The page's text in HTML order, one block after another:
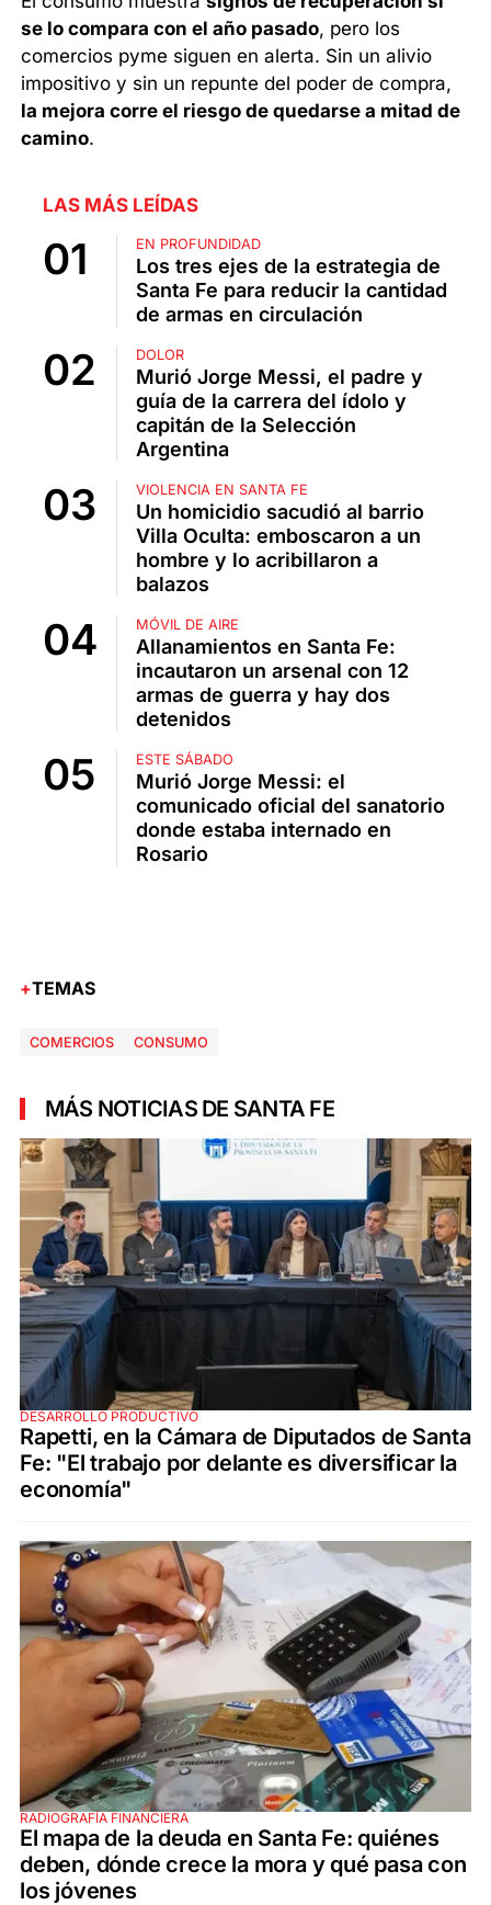
se lo compara con el año pasado, pero los
comercios pyme siguen en alerta. Sin un alivio
impositivo y sin un repunte del poder de compra,
la mejora corre el riesgo de quedarse a mitad de
camino.
LAS MÁS LEÍDAS
EN PROFUNDIDAD
Los tres ejes de la estrategia de
Santa Fe para reducir la cantidad
de armas en circulación
DOLOR
Murió Jorge Messi, el padre y
guía de la carrera del ídolo y
capitán de la Selección
Argentina
VIOLENCIA EN SANTA FE
Un homicidio sacudió al barrio
Villa Oculta: emboscaron a un
hombre y lo acribillaron a
balazos
MÓVIL DE AIRE
Allanamientos en Santa Fe:
incautaron un arsenal con 12
armas de guerra y hay dos
detenidos
ESTE SÁBADO
Murió Jorge Messi: el
comunicado oficial del sanatorio
donde estaba internado en
Rosario
TEMAS
COMERCIOS CONSUMO
MÁS NOTICIAS DE SANTA FE
DESARROLLO PRODUCTIVO
Rapetti, en la Cámara de Diputados de Santa
Fe: "El trabajo por delante es diversificar la
economía"
RADIOGRAFÍA FINANCIERA
El mapa de la deuda en Santa Fe: quiénes
deben, dónde crece la mora y qué pasa con
los jóvenes